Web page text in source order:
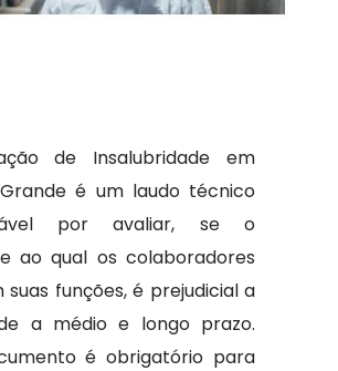
de Insalubridade em
é um laudo técnico
por avaliar, se o
ao qual os colaboradores
suas funções, é prejudicial a
a médio e longo prazo.
é obrigatório para